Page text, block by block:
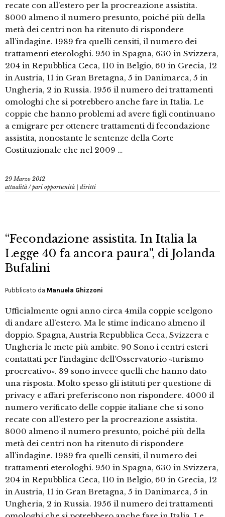
recate con all’estero per la procreazione assistita.
8000 almeno il numero presunto, poiché più della
metà dei centri non ha ritenuto di rispondere
all’indagine. 1989 fra quelli censiti, il numero dei
trattamenti eterologhi. 950 in Spagna, 630 in Svizzera,
204 in Repubblica Ceca, 110 in Belgio, 60 in Grecia, 12
in Austria, 11 in Gran Bretagna, 5 in Danimarca, 5 in
Ungheria, 2 in Russia. 1956 il numero dei trattamenti
omologhi che si potrebbero anche fare in Italia. Le
coppie che hanno problemi ad avere figli continuano
a emigrare per ottenere trattamenti di fecondazione
assistita, nonostante le sentenze della Corte
Costituzionale che nel 2009 …
29 Marzo 2012
attualità /pari opportunità | diritti
“Fecondazione assistita. In Italia la
Legge 40 fa ancora paura”, di Jolanda
Bufalini
Pubblicato da Manuela Ghizzoni
Ufficialmente ogni anno circa 4mila coppie scelgono
di andare all’estero. Ma le stime indicano almeno il
doppio. Spagna, Austria Repubblica Ceca, Svizzera e
Ungheria le mete più ambite. 90 Sono i centri esteri
contattati per l’indagine dell’Osservatorio «turismo
procreativo». 39 sono invece quelli che hanno dato
una risposta. Molto spesso gli istituti per questione di
privacy e affari preferiscono non rispondere. 4000 il
numero verificato delle coppie italiane che si sono
recate con all’estero per la procreazione assistita.
8000 almeno il numero presunto, poiché più della
metà dei centri non ha ritenuto di rispondere
all’indagine. 1989 fra quelli censiti, il numero dei
trattamenti eterologhi. 950 in Spagna, 630 in Svizzera,
204 in Repubblica Ceca, 110 in Belgio, 60 in Grecia, 12
in Austria, 11 in Gran Bretagna, 5 in Danimarca, 5 in
Ungheria, 2 in Russia. 1956 il numero dei trattamenti